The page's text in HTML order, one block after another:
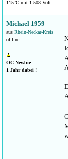
115°C mit 1.508 Volt
Michael 1959
aus Rhein-Neckar-Kreis
offline
OC Newbie
1 Jahr dabei !